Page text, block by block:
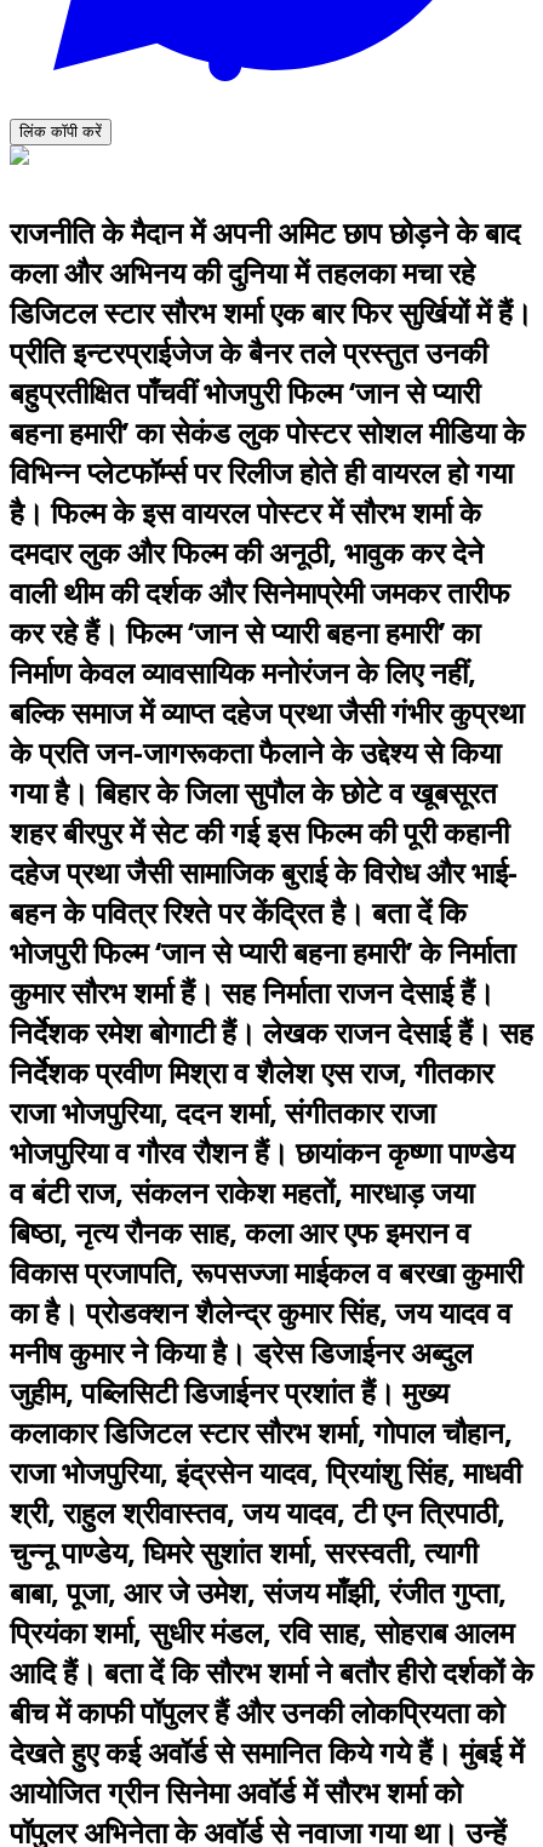
लिंक कॉपी करें
राजनीति के मैदान में अपनी अमिट छाप छोड़ने के बाद
कला और अभिनय की दुनिया में तहलका मचा रहे
डिजिटल स्टार सौरभ शर्मा एक बार फिर सुर्खियों में हैं।
प्रीति इन्टरप्राईजेज के बैनर तले प्रस्तुत उनकी
बहुप्रतीक्षित पाँचवीं भोजपुरी फिल्म ‘जान से प्यारी
बहना हमारी’ का सेकंड लुक पोस्टर सोशल मीडिया के
विभिन्न प्लेटफॉर्म्स पर रिलीज होते ही वायरल हो गया
है। फिल्म के इस वायरल पोस्टर में सौरभ शर्मा के
दमदार लुक और फिल्म की अनूठी, भावुक कर देने
वाली थीम की दर्शक और सिनेमाप्रेमी जमकर तारीफ
कर रहे हैं। फिल्म ‘जान से प्यारी बहना हमारी’ का
निर्माण केवल व्यावसायिक मनोरंजन के लिए नहीं,
बल्कि समाज में व्याप्त दहेज प्रथा जैसी गंभीर कुप्रथा
के प्रति जन-जागरूकता फैलाने के उद्देश्य से किया
गया है। बिहार के जिला सुपौल के छोटे व खूबसूरत
शहर बीरपुर में सेट की गई इस फिल्म की पूरी कहानी
दहेज प्रथा जैसी सामाजिक बुराई के विरोध और भाई-
बहन के पवित्र रिश्ते पर केंद्रित है। बता दें कि
भोजपुरी फिल्म ‘जान से प्यारी बहना हमारी’ के निर्माता
कुमार सौरभ शर्मा हैं। सह निर्माता राजन देसाई हैं।
निर्देशक रमेश बोगाटी हैं। लेखक राजन देसाई हैं। सह
निर्देशक प्रवीण मिश्रा व शैलेश एस राज, गीतकार
राजा भोजपुरिया, ददन शर्मा, संगीतकार राजा
भोजपुरिया व गौरव रौशन हैं। छायांकन कृष्णा पाण्डेय
व बंटी राज, संकलन राकेश महतों, मारधाड़ जया
बिष्ठा, नृत्य रौनक साह, कला आर एफ इमरान व
विकास प्रजापति, रूपसज्जा माईकल व बरखा कुमारी
का है। प्रोडक्शन शैलेन्द्र कुमार सिंह, जय यादव व
मनीष कुमार ने किया है। ड्रेस डिजाईनर अब्दुल
जुहीम, पब्लिसिटी डिजाईनर प्रशांत हैं। मुख्य
कलाकार डिजिटल स्टार सौरभ शर्मा, गोपाल चौहान,
राजा भोजपुरिया, इंद्रसेन यादव, प्रियांशु सिंह, माधवी
श्री, राहुल श्रीवास्तव, जय यादव, टी एन त्रिपाठी,
चुन्नू पाण्डेय, घिमरे सुशांत शर्मा, सरस्वती, त्यागी
बाबा, पूजा, आर जे उमेश, संजय माँझी, रंजीत गुप्ता,
प्रियंका शर्मा, सुधीर मंडल, रवि साह, सोहराब आलम
आदि हैं। बता दें कि सौरभ शर्मा ने बतौर हीरो दर्शकों के
बीच में काफी पॉपुलर हैं और उनकी लोकप्रियता को
देखते हुए कई अवॉर्ड से समानित किये गये हैं। मुंबई में
आयोजित ग्रीन सिनेमा अवॉर्ड में सौरभ शर्मा को
पॉपुलर अभिनेता के अवॉर्ड से नवाजा गया था। उन्हें